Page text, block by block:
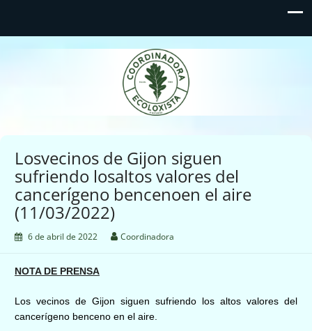
Coordinadora Ecoloxista
d'Asturies
Losvecinos de Gijon siguen
sufriendo losaltos valores del
cancerígeno bencenoen el aire
(11/03/2022)
6 de abril de 2022 Coordinadora
NOTA DE PRENSA
Los vecinos de Gijon siguen sufriendo los altos valores del
cancerígeno benceno en el aire.